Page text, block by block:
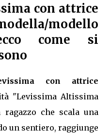
con attrice
modello
come si
con attrice
"Levissima Altissima
che scala una
un sentiero, raggiunge